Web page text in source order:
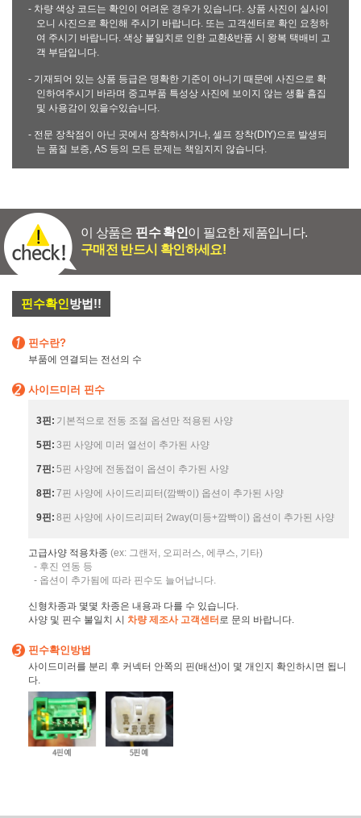
- 차량 색상 코드는 확인이 어려운 경우가 있습니다. 상품 사진이 실사이
오니 사진으로 확인해 주시기 바랍니다. 또는 고객센터로 확인 요청하
여 주시기 바랍니다. 색상 불일치로 인한 교환&반품 시 왕복 택배비 고
객 부담입니다.
- 기재되어 있는 상품 등급은 명확한 기준이 아니기 때문에 사진으로 확
인하여주시기 바라며 중고부품 특성상 사진에 보이지 않는 생활 흠집
및 사용감이 있을수있습니다.
- 전문 장착점이 아닌 곳에서 장착하시거나, 셀프 장착(DIY)으로 발생되
는 품질 보증, AS 등의 모든 문제는 책임지지 않습니다.
이 상품은 핀수 확인이 필요한 제품입니다.
구매전 반드시 확인하세요!
핀수확인방법!!
핀수란?
부품에 연결되는 전선의 수
사이드미러 핀수
3핀: 기본적으로 전동 조절 옵션만 적용된 사양
5핀: 3핀 사양에 미러 열선이 추가된 사양
7핀: 5핀 사양에 전동접이 옵션이 추가된 사양
8핀: 7핀 사양에 사이드리피터(깜빡이) 옵션이 추가된 사양
9핀: 8핀 사양에 사이드리피터 2way(미등+깜빡이) 옵션이 추가된 사양
고급사양 적용차종 (ex: 그랜저, 오피러스, 에쿠스, 기타)
- 후진 연동 등
- 옵션이 추가됨에 따라 핀수도 늘어납니다.
신형차종과 몇몇 차종은 내용과 다를 수 있습니다.
사양 및 핀수 불일치 시 차량 제조사 고객센터 로 문의 바랍니다.
핀수확인방법
사이드미러를 분리 후 커넥터 안쪽의 핀(배선)이 몇 개인지 확인하시면 됩니
다.